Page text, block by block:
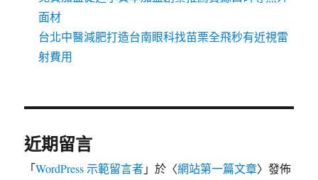
面材
台北中醫減肥打造台南眼科找苗栗全飛秒有近視雷
射費用
近期留言
「WordPress 示範留言者」於〈網站第一篇文章〉發佈